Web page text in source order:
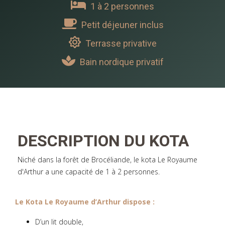
1 à 2 personnes
Petit déjeuner inclus
Terrasse privative
Bain nordique privatif
DESCRIPTION DU KOTA
Niché dans la forêt de Brocéliande, le kota Le Royaume
Le Kota Le Royaume d’Arthur dispose :
D’un lit double,